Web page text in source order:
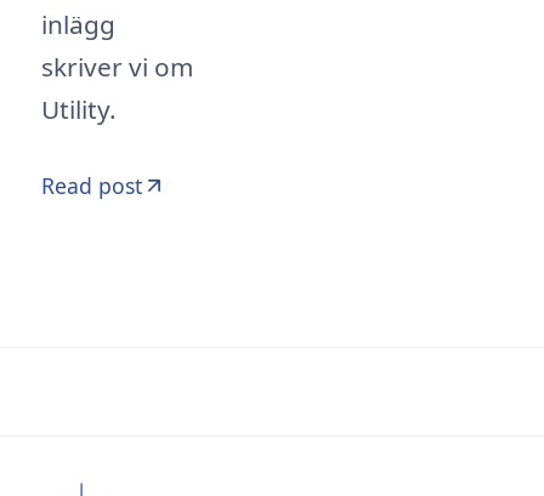
inlägg
skriver vi om
Utility.
Read post